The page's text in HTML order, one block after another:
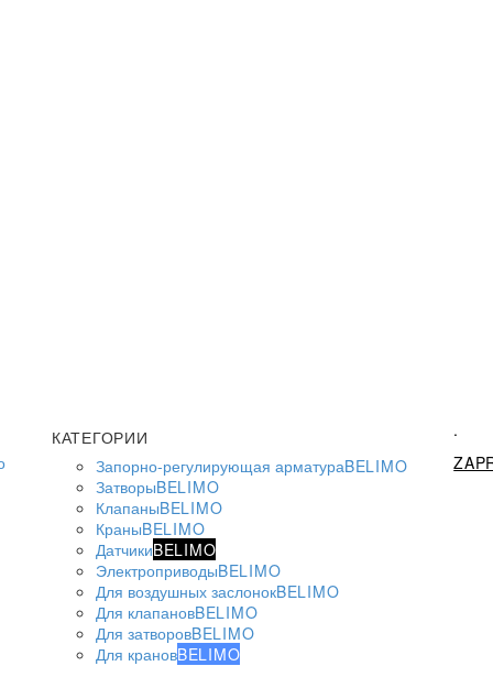
КАТЕГОРИИ
Запорно-регулирующая арматураBELIMO
ЗатворыBELIMO
КлапаныBELIMO
КраныBELIMO
ДатчикиBELIMO
ЭлектроприводыBELIMO
Для воздушных заслонокBELIMO
Для клапановBELIMO
Для затворовBELIMO
Для крановBELIMO
.